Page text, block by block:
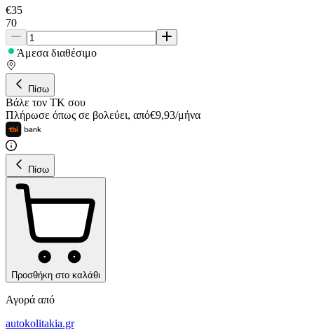
€35
70
Άμεσα διαθέσιμο
Πίσω
Βάλε τον ΤΚ σου
Πλήρωσε όπως σε βολεύει, από€9,93/μήνα
Πίσω
Προσθήκη στο καλάθι
Αγορά από
autokolitakia.gr